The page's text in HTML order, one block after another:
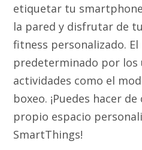
etiquetar tu
la pared y disfrutar de
fitness personalizado.
predeterminado por los
actividades como el
boxeo. ¡Puedes hacer
propio espacio
SmartThings!